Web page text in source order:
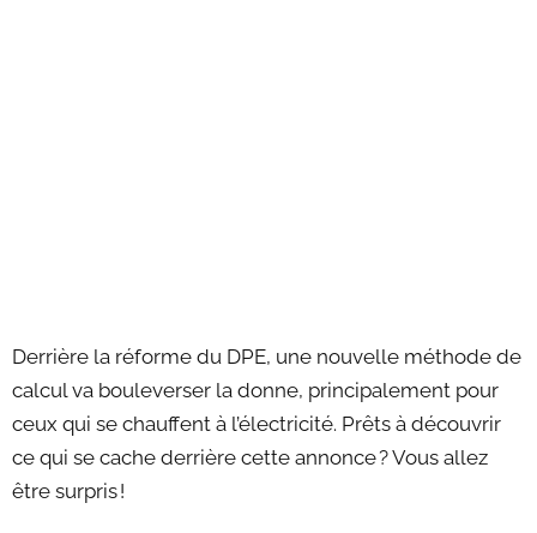
Derrière la réforme du DPE, une nouvelle méthode de
calcul va bouleverser la donne, principalement pour
ceux qui se chauffent à l’électricité. Prêts à découvrir
ce qui se cache derrière cette annonce ? Vous allez
être surpris !